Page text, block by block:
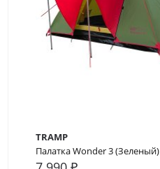
TRAMP
Палатка Wonder 3 (Зеленый)